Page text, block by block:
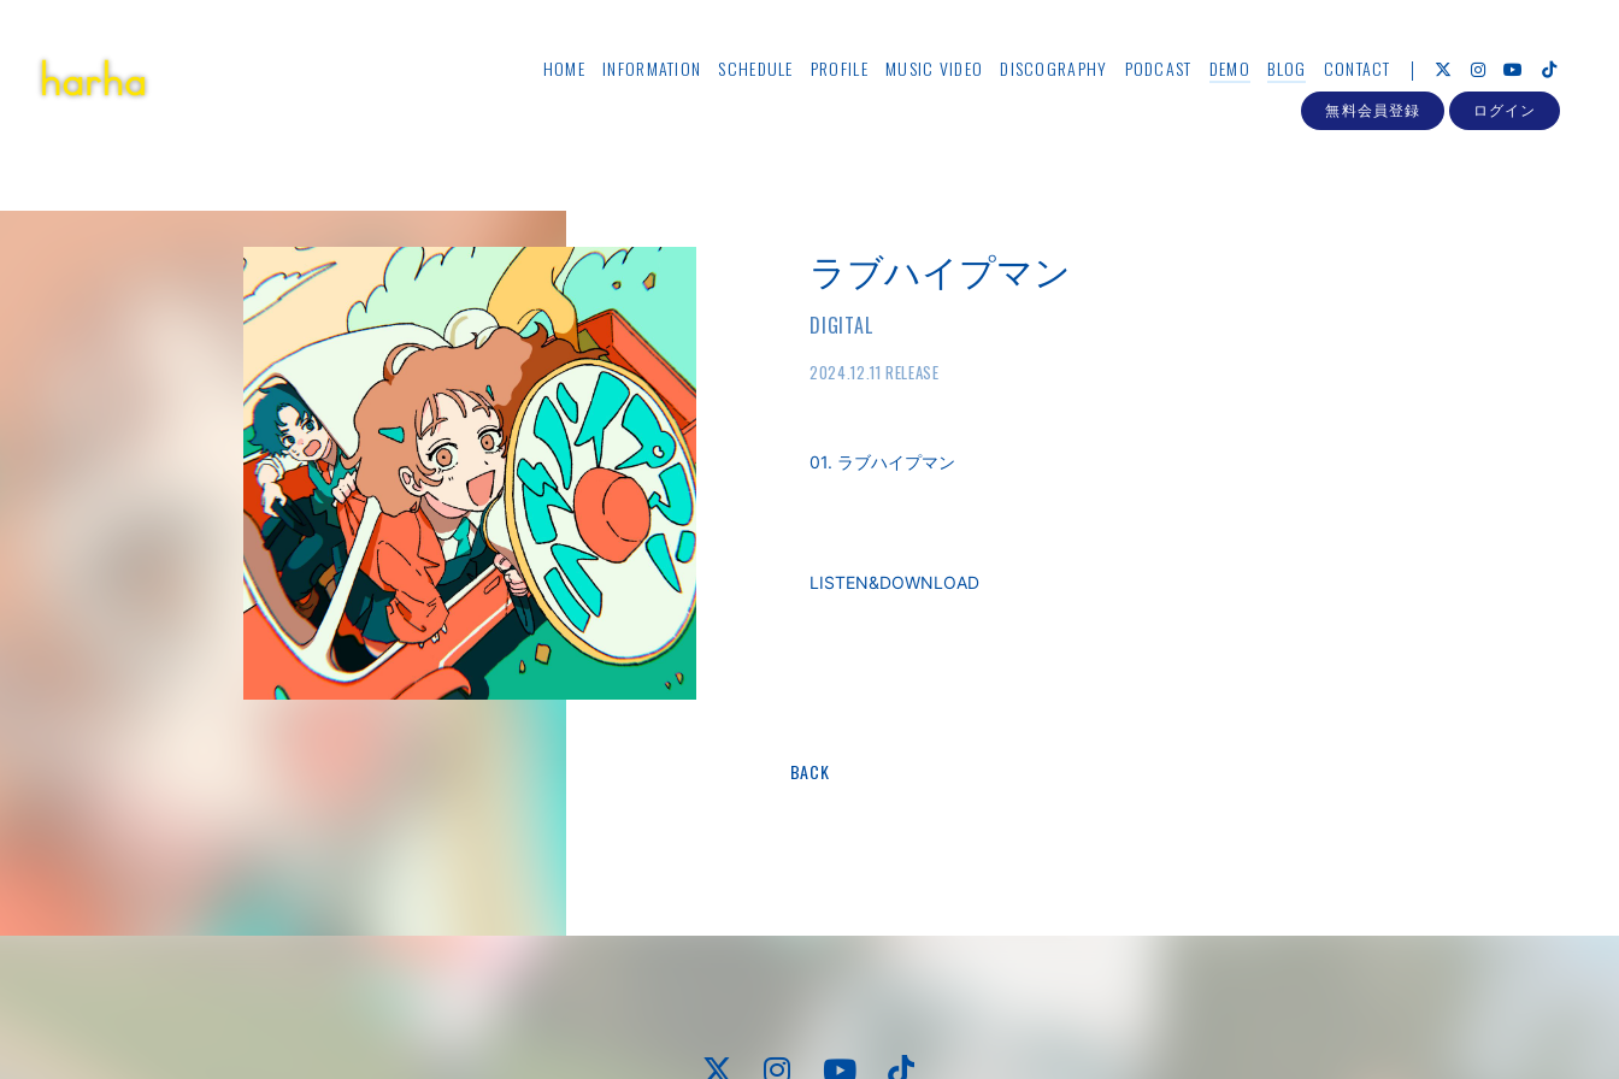
HOME INFORMATION SCHEDULE PROFILE MUSIC VIDEO DISCOGRAPHY PODCAST DEMO BLOG CONTACT
無料会員登録 ログイン
ラブハイプマン
DIGITAL
2024.12.11 RELEASE
01. ラブハイプマン
LISTEN&DOWNLOAD
BACK